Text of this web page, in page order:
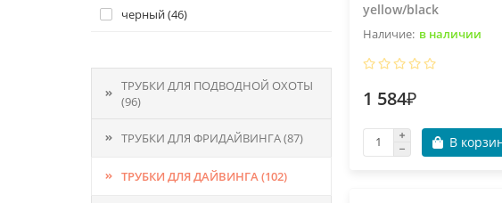
черный (46)
ТРУБКИ ДЛЯ ПОДВОДНОЙ ОХОТЫ
(96)
ТРУБКИ ДЛЯ ФРИДАЙВИНГА (87)
ТРУБКИ ДЛЯ ДАЙВИНГА (102)
yellow/black
в наличии
1 584₽
В